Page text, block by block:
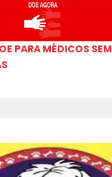
PARA MÉDICOS SEM